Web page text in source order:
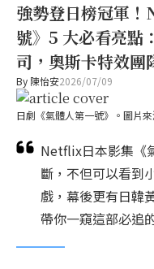
強勢登日榜冠軍
號》5 大必看亮點
司，奧斯卡特效團
By 陳怡安2026/07/09
日劇《氣體人第一號》。圖片
Netflix日本影集《
斷，不但可以看到
戲，幕後更有日韓
帶你一窺這部必追